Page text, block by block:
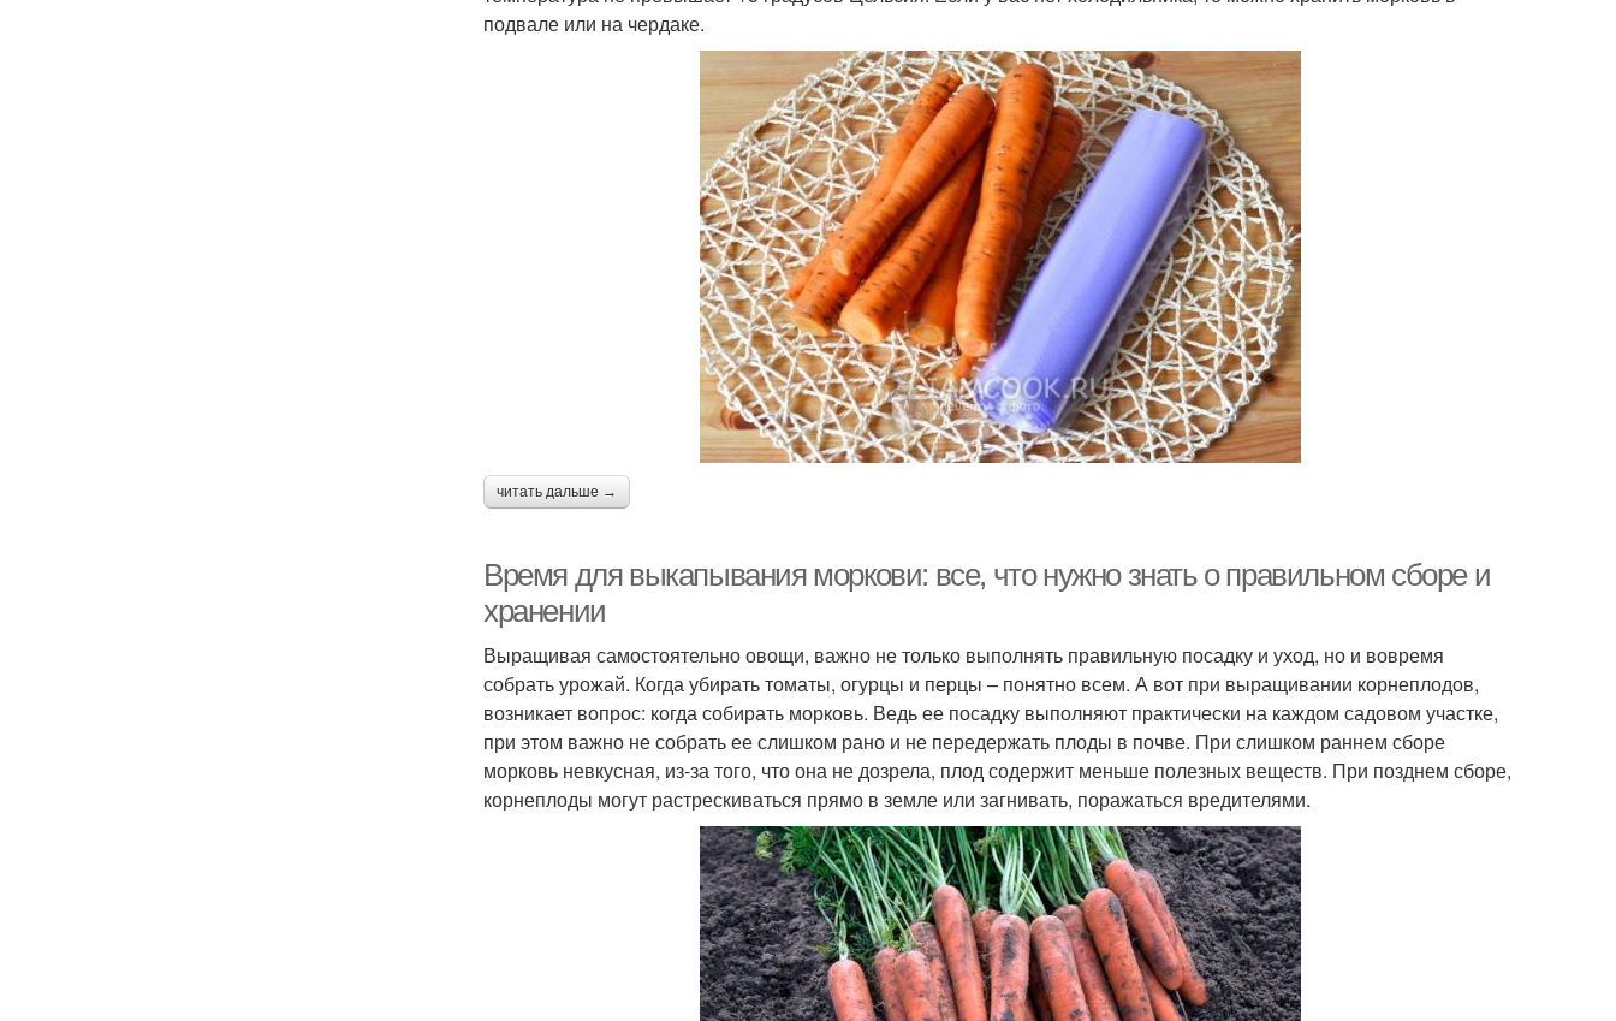
подвале или на чердаке.
читать дальше →
Время для выкапывания моркови: все, что нужно знать о правильном сборе и
хранении
Выращивая самостоятельно овощи, важно не только выполнять правильную посадку и уход, но и вовремя
собрать урожай. Когда убирать томаты, огурцы и перцы – понятно всем. А вот при выращивании корнеплодов,
возникает вопрос: когда собирать морковь. Ведь ее посадку выполняют практически на каждом садовом участке,
при этом важно не собрать ее слишком рано и не передержать плоды в почве. При слишком раннем сборе
морковь невкусная, из-за того, что она не дозрела, плод содержит меньше полезных веществ. При позднем сборе,
корнеплоды могут растрескиваться прямо в земле или загнивать, поражаться вредителями.